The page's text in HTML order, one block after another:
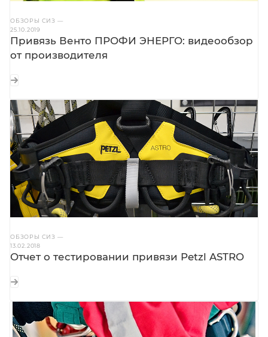
ОБЗОРЫ СИЗ —
25.10.2019
Привязь Венто ПРОФИ ЭНЕРГО: видеообзор
от производителя
ОБЗОРЫ СИЗ —
13.02.2018
Отчет о тестировании привязи Petzl ASTRO